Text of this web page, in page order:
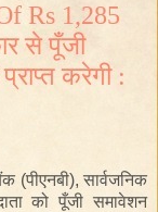
Rs 1,285
से पूँजी
करेगी :
(पीएनबी), सार्वजनिक
कोपूँजीसमावेशन